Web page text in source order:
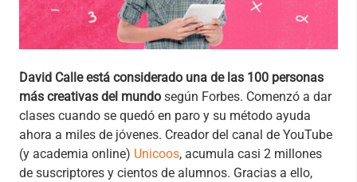
David Calle está considerado una de las 100 personas
más creativas del mundo según Forbes. Comenzó a dar
clases cuando se quedó en paro y su método ayuda
ahora a miles de jóvenes. Creador del canal de YouTube
(y academia online) Unicoos, acumula casi 2 millones
de suscriptores y cientos de alumnos. Gracias a ello,